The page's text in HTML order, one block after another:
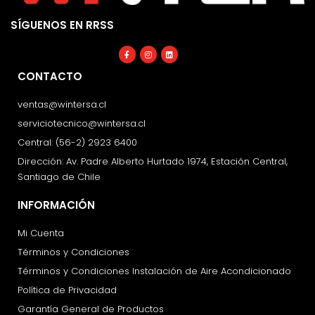
SÍGUENOS EN RRSS
Facebook-
f
Instagram
Linkedin
CONTACTO
ventas@wintersa.cl
serviciotecnico@wintersa.cl
Central: (56-2) 2923 6400
Dirección: Av. Padre Alberto Hurtado 1974, Estación Central,
Santiago de Chile
INFORMACIÓN
Mi Cuenta
Términos y Condiciones
Términos y Condiciones Instalación de Aire Acondicionado
Política de Privacidad
Garantía General de Productos